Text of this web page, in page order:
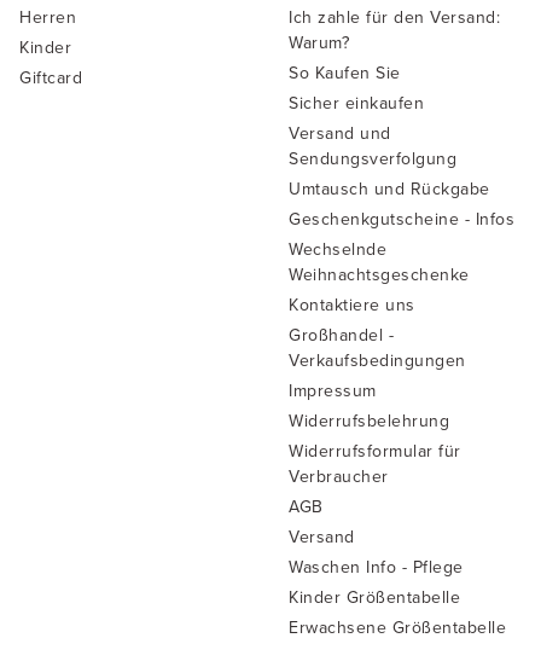
Herren
Kinder
Giftcard
Ich zahle für den Versand:
Warum?
So Kaufen Sie
Sicher einkaufen
Versand und
Sendungsverfolgung
Umtausch und Rückgabe
Geschenkgutscheine - Infos
Wechselnde
Weihnachtsgeschenke
Kontaktiere uns
Großhandel -
Verkaufsbedingungen
Impressum
Widerrufsbelehrung
Widerrufsformular für
Verbraucher
AGB
Versand
Waschen Info - Pflege
Kinder Größentabelle
Erwachsene Größentabelle